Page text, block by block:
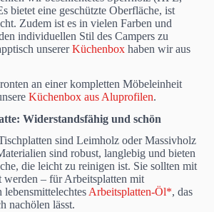
bietet eine geschützte Oberfläche, ist
Zudem ist es in vielen Farben und
individuellen Stil des Campers zu
unsererKüchenbox haben wir aus
an einer kompletten Möbeleinheit
Küchenbox aus Aluprofilen.
Widerstandsfähig und schön
sind Leimholz oder Massivholz
sind robust, langlebig und bieten
die leicht zu reinigen ist. Sie sollten mit
werden – für Arbeitsplatten mit
Arbeitsplatten-Öl*, das
nachölen lässt.